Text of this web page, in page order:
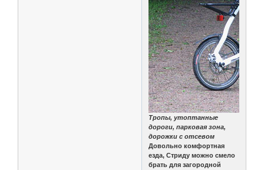
Тропы, утоптанные
дороги, парковая зона,
дорожки с отсевом
Довольно комфортная
езда, Стриду можно смело
брать для загородной